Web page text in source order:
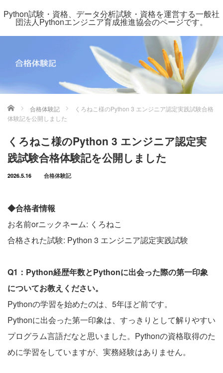
Python試験・資格、データ分析試験・資格を運営する一般社
団法人Pythonエンジニア育成推進協会のページです。
ホーム 合格体験記
くろねこ様のPython 3 エンジニア認定実践試験合格
体験記を公開しました
くろねこ様のPython 3 エンジニア認定実
践試験合格体験記を公開しました
2026.5.16 合格体験記
◆合格者情報
お名前orニックネーム: くろねこ
合格された試験: Python 3 エンジニア認定実践試験
Q1：Python経歴年数とPythonに出会った際の第一印象
についてお教えください。
Pythonの学習を始めたのは、5年ほど前です。
Pythonに出会った第一印象は、すっきりとして解りやすい
プログラム言語だなと思いました。Pythonの資格取得のた
めに学習をしていますが、実務経験はありません。